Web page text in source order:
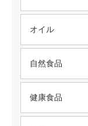
オイル
自然食品
健康食品